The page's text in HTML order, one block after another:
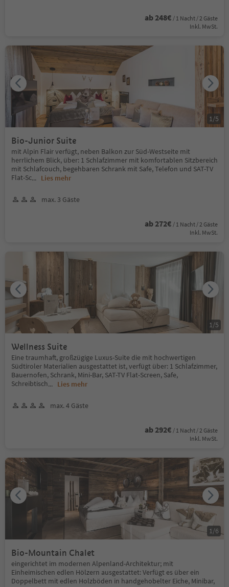
ab 248€ / 1 Nacht / 2 Gäste
Inkl. MwSt.
Bio-Junior Suite
mit Alpin Flair verfügt, neben Balkon zur Süd-Westseite mit
herrlichem Blick, über: 1 Schlafzimmer mit komfortablen Sitzbereich
mit Schlafcouch, begehbaren Schrank mit Safe, Telefon und SAT-TV
Flat-Sc... Lies mehr
max. 3 Gäste
ab 272€ / 1 Nacht / 2 Gäste
Inkl. MwSt.
1 /5
Wellness Suite
Eine traumhaft, großzügige Luxus-Suite die mit hochwertigen
Südtiroler Materialien ausgestattet ist, verfügt über: 1 Schlafzimmer,
Bauernofen, Schrank, Mini-Bar, SAT-TV Flat-Screen, Safe,
Schreibtisch... Lies mehr
max. 4 Gäste
ab 292€ / 1 Nacht / 2 Gäste
Inkl. MwSt.
1 /5
Bio-Mountain Chalet
eingerichtet im modernen Alpenland-Architektur; mit
Einheimischen edlen Hölzern ausgestattet: Verfügt es über ein
Doppelbett mit edlen Holzböden in handgehobelter Eiche, Minibar,
1 /6